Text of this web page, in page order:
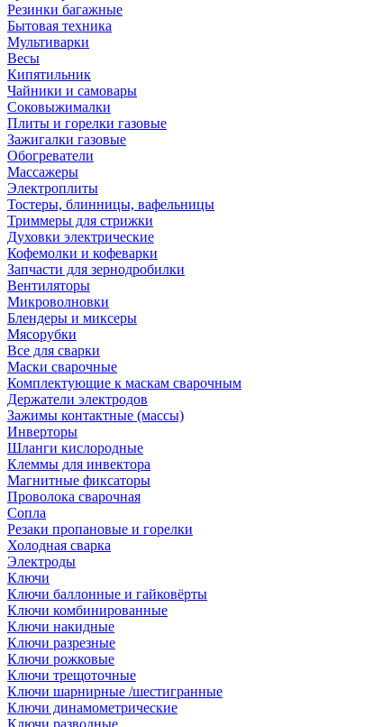
Резинки багажные
Бытовая техника
Мультиварки
Весы
Кипятильник
Чайники и самовары
Соковыжималки
Плиты и горелки газовые
Зажигалки газовые
Обогреватели
Массажеры
Электроплиты
Тостеры, блинницы, вафельницы
Триммеры для стрижки
Духовки электрические
Кофемолки и кофеварки
Запчасти для зернодробилки
Вентиляторы
Микроволновки
Блендеры и миксеры
Мясорубки
Все для сварки
Маски сварочные
Комплектующие к маскам сварочным
Держатели электродов
Зажимы контактные (массы)
Инверторы
Шланги кислородные
Клеммы для инвектора
Магнитные фиксаторы
Проволока сварочная
Сопла
Резаки пропановые и горелки
Холодная сварка
Электроды
Ключи
Ключи баллонные и гайковёрты
Ключи комбинированные
Ключи накидные
Ключи разрезные
Ключи рожковые
Ключи трещоточные
Ключи шарнирные /шестигранные
Ключи динамометрические
Ключи разводные